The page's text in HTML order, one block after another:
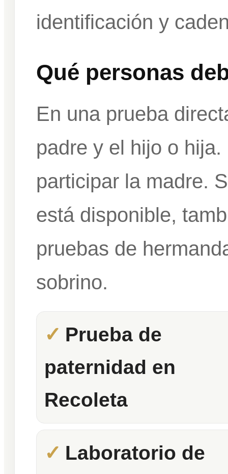
identificación y
Qué personas
En una prueba
padre y el hijo o
participar la madre.
está disponible,
pruebas de
sobrino.
Prueba de
paternidad en
Recoleta
Laboratorio de